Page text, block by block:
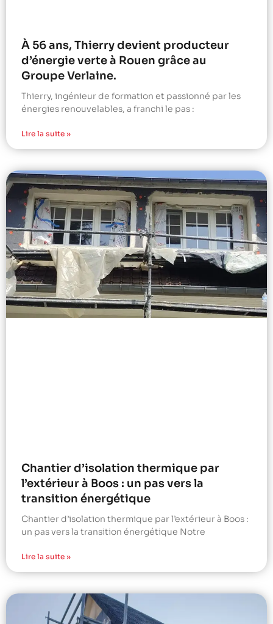
À 56 ans, Thierry devient producteur
d’énergie verte à Rouen grâce au
Groupe Verlaine.
Thierry, ingénieur de formation et passionné par les
énergies renouvelables, a franchi le pas :
Lire la suite »
Chantier d’isolation thermique par
l’extérieur à Boos : un pas vers la
transition énergétique
Chantier d’isolation thermique par l’extérieur à Boos :
un pas vers la transition énergétique Notre
Lire la suite »